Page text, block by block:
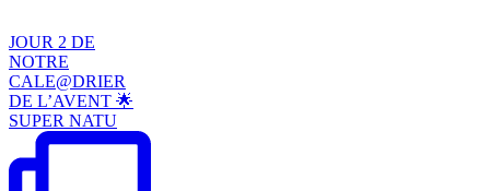
JOUR 2 DE
NOTRE
CALE@DRIER
DE L’AVENT 🌟
SUPER NATU